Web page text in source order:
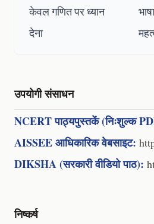
केवल गणित पर ध्यान
देना
उपयोगी संसाधन
NCERT पाठ्यपुस्तकें (निःशुल्क
AISSEE आधिकारिक वेबसाइट:
DIKSHA (सरकारी वीडियो पाठ):
निष्कर्ष